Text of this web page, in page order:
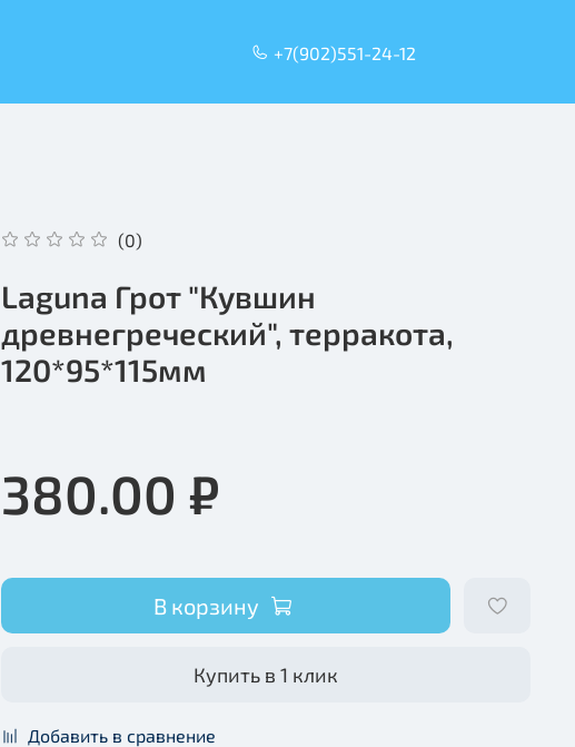
+7(902)551-24-12
(0)
Laguna Грот "Кувшин
древнегреческий", терракота,
120*95*115мм
380.00 ₽
В корзину
Купить в 1 клик
Добавить в сравнение